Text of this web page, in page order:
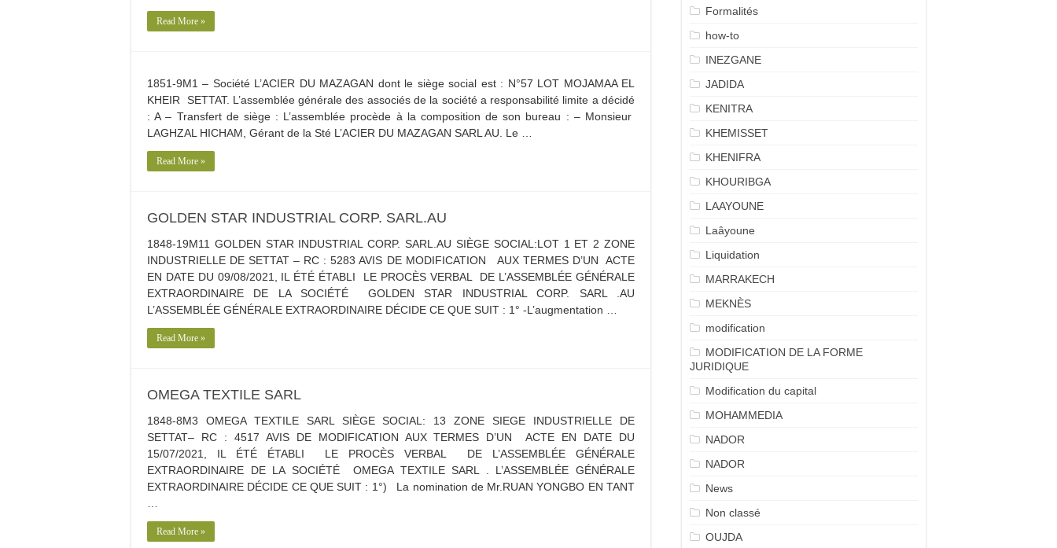
Read More »
1851-9M1 – Société L’ACIER DU MAZAGAN dont le siège social est : N°57 LOT MOJAMAA EL
KHEIR SETTAT. L’assemblée générale des associés de la société a responsabilité limite a décidé
: A – Transfert de siège : L’assemblée procède à la composition de son bureau : – Monsieur
LAGHZAL HICHAM, Gérant de la Sté L’ACIER DU MAZAGAN SARL AU. Le …
Read More »
GOLDEN STAR INDUSTRIAL CORP. SARL.AU
1848-19M11 GOLDEN STAR INDUSTRIAL CORP. SARL.AU SIÈGE SOCIAL:LOT 1 ET 2 ZONE
INDUSTRIELLE DE SETTAT – RC : 5283 AVIS DE MODIFICATION AUX TERMES D’UN ACTE
EN DATE DU 09/08/2021, IL ÉTÉ ÉTABLI LE PROCÈS VERBAL DE L’ASSEMBLÉE GÉNÉRALE
EXTRAORDINAIRE DE LA SOCIÉTÉ GOLDEN STAR INDUSTRIAL CORP. SARL .AU
L’ASSEMBLÉE GÉNÉRALE EXTRAORDINAIRE DÉCIDE CE QUE SUIT : 1° -L’augmentation …
Read More »
OMEGA TEXTILE SARL
1848-8M3 OMEGA TEXTILE SARL SIÈGE SOCIAL: 13 ZONE SIEGE INDUSTRIELLE DE
SETTAT– RC : 4517 AVIS DE MODIFICATION AUX TERMES D’UN ACTE EN DATE DU
15/07/2021, IL ÉTÉ ÉTABLI LE PROCÈS VERBAL DE L’ASSEMBLÉE GÉNÉRALE
EXTRAORDINAIRE DE LA SOCIÉTÉ OMEGA TEXTILE SARL . L’ASSEMBLÉE GÉNÉRALE
EXTRAORDINAIRE DÉCIDE CE QUE SUIT : 1°) La nomination de Mr.RUAN YONGBO EN TANT
Read More »
Formalités
how-to
INEZGANE
JADIDA
KENITRA
KHEMISSET
KHENIFRA
KHOURIBGA
LAAYOUNE
Laâyoune
Liquidation
MARRAKECH
MEKNÈS
modification
MODIFICATION DE LA FORME
JURIDIQUE
Modification du capital
MOHAMMEDIA
NADOR
NADOR
News
Non classé
OUJDA